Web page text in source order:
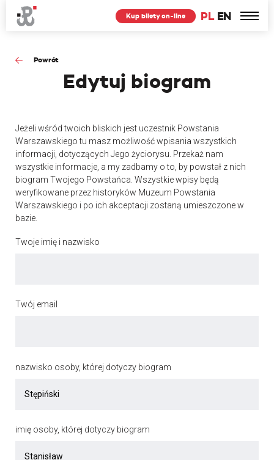
PL EN
Kup bilety on-line
Powrót
Edytuj biogram
Jeżeli wśród twoich bliskich jest uczestnik Powstania
Warszawskiego tu masz możliwość wpisania wszystkich
informacji, dotyczących Jego życiorysu. Przekaż nam
wszystkie informacje, a my zadbamy o to, by powstał z nich
biogram Twojego Powstańca. Wszystkie wpisy będą
weryfikowane przez historyków Muzeum Powstania
Warszawskiego i po ich akceptacji zostaną umieszczone w
bazie.
Twoje imię i nazwisko
Twój email
nazwisko osoby, której dotyczy biogram
imię osoby, której dotyczy biogram